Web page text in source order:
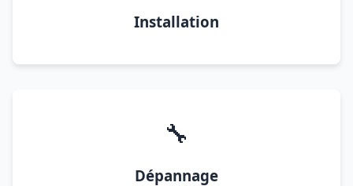
Installation
🔧
Dépannage